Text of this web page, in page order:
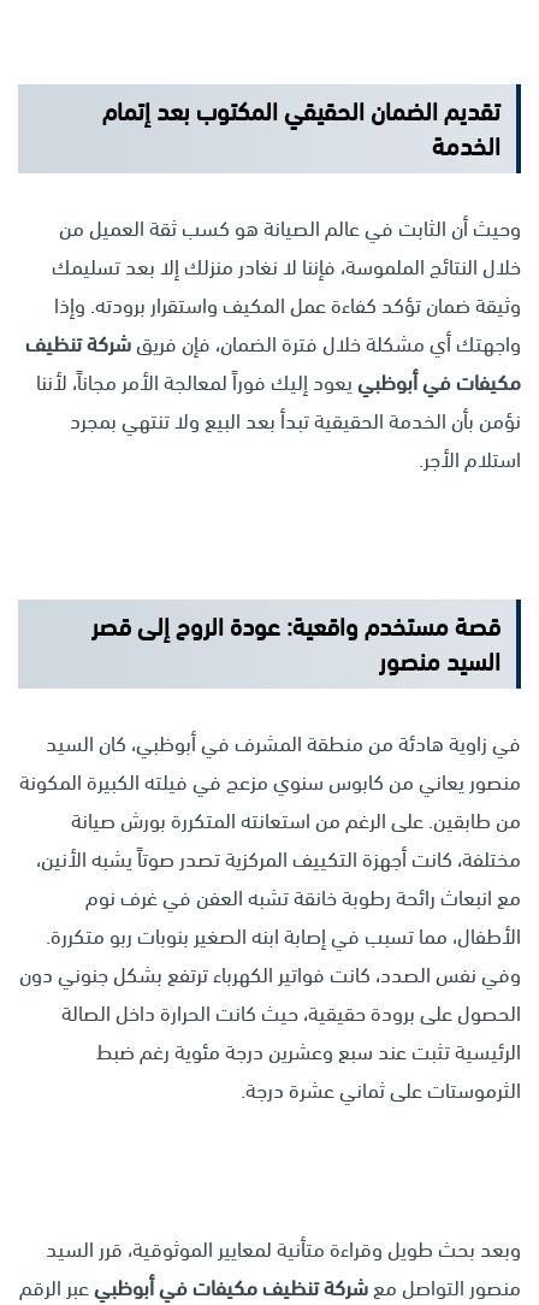
تقديم الضمان الحقيقي المكتوب بعد إتمام
الخدمة
وحيث أن الثابت في عالم الصيانة هو كسب ثقة العميل من
خلال النتائج الملموسة، فإننا لا نغادر منزلك إلا بعد تسليمك
وثيقة ضمان تؤكد كفاءة عمل المكيف واستقرار برودته. وإذا
واجهتك أي مشكلة خلال فترة الضمان، فإن فريقشركة تنظيف
مكيفات في أبوظبييعود إليك فوراً لمعالجة الأمر مجاناً، لأننا
نؤمن بأن الخدمة الحقيقية تبدأ بعد البيع ولا تنتهي بمجرد
استلام الأجر.
قصة مستخدم واقعية: عودة الروح إلى قصر
السيد منصور
في زاوية هادئة من منطقة المشرف في أبوظبي، كان السيد
منصور يعاني من كابوس سنوي مزعج في فيلته الكبيرة المكونة
من طابقين. على الرغم من استعانته المتكررة بورش صيانة
مختلفة، كانت أجهزة التكييف المركزية تصدر صوتاً يشبه الأنين،
مع انبعاث رائحة رطوبة خانقة تشبه العفن في غرف نوم
الأطفال، مما تسبب في إصابة ابنه الصغير بنوبات ربو متكررة.
وفي نفس الصدد، كانت فواتير الكهرباء ترتفع بشكل جنوني دون
الحصول على برودة حقيقية، حيث كانت الحرارة داخل الصالة
الرئيسية تثبت عند سبع وعشرين درجة مئوية رغم ضبط
الثرموستات على ثماني عشرة درجة.
وبعد بحث طويل وقراءة متأنية لمعايير الموثوقية، قرر السيد
منصور التواصل معشركة تنظيف مكيفات في أبوظبيعبر الرقم